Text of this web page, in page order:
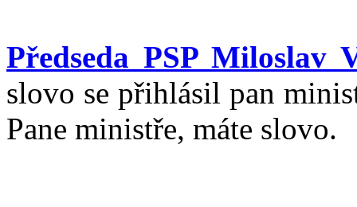
Předseda PSP Miloslav
slovo se přihlásil pan
Pane ministře, máte slovo.